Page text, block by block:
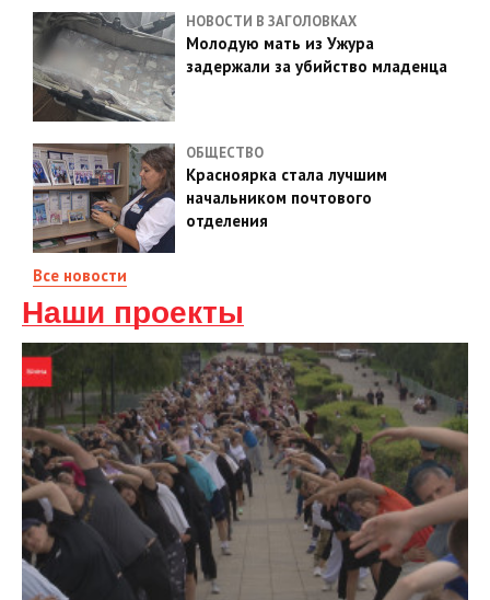
НОВОСТИ В ЗАГОЛОВКАХ
Молодую мать из Ужура
задержали за убийство младенца
ОБЩЕСТВО
Красноярка стала лучшим
начальником почтового
отделения
Все новости
Наши проекты